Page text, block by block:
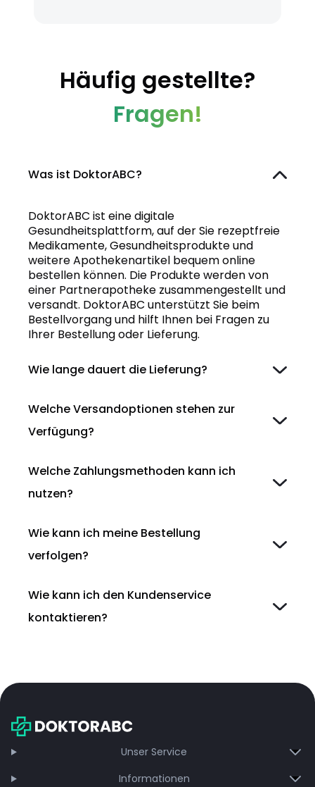
Häufig gestellte?
Fragen!
Was ist DoktorABC?
DoktorABC ist eine digitale
Gesundheitsplattform, auf der Sie rezeptfreie
Medikamente, Gesundheitsprodukte und
weitere Apothekenartikel bequem online
bestellen können. Die Produkte werden von
einer Partnerapotheke zusammengestellt und
versandt. DoktorABC unterstützt Sie beim
Bestellvorgang und hilft Ihnen bei Fragen zu
Ihrer Bestellung oder Lieferung.
Wie lange dauert die Lieferung?
Welche Versandoptionen stehen zur
Verfügung?
Welche Zahlungsmethoden kann ich
nutzen?
Wie kann ich meine Bestellung
verfolgen?
Wie kann ich den Kundenservice
kontaktieren?
Unser Service
Informationen